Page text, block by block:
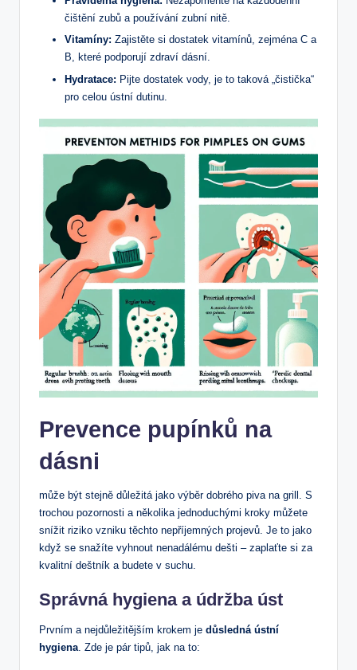
čištění zubů a používání zubní nitě.
Vitamíny: Zajistěte si dostatek vitamínů, zejména C a
B, které podporují zdraví dásní.
Hydratace: Pijte dostatek vody, je to taková „čistička“
pro celou ústní dutinu.
Prevence pupínků na
dásni
může být stejně důležitá jako výběr dobrého piva na grill. S
trochou pozornosti a několika jednoduchými kroky můžete
snížit riziko vzniku těchto nepříjemných projevů. Je to jako
když se snažíte vyhnout nenadálému dešti – zaplaťte si za
kvalitní deštník a budete v suchu.
Správná hygiena a údržba úst
Prvním a nejdůležitějším krokem je důsledná ústní
hygiena . Zde je pár tipů, jak na to: